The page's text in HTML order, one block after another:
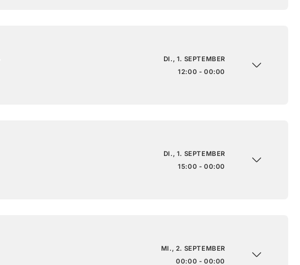
DI., 1. SEPTEMBER
12:00 - 00:00
DI., 1. SEPTEMBER
15:00 - 00:00
MI., 2. SEPTEMBER
00:00 - 00:00